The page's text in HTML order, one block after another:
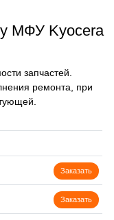
МФУ Kyocera
запчастей.
ремонта, при
Заказать
Заказать